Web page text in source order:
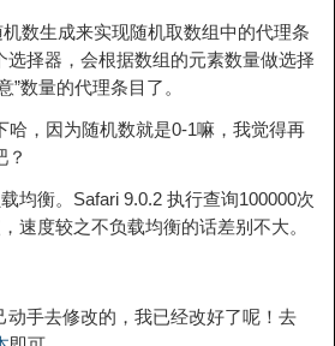
数生成来实现随机取数组中的代理条
选择器，会根据数组的元素数量做选择
数量的代理条目了。
哈，因为随机数就是0-1嘛，我觉得再
均衡。Safari 9.0.2 执行查询100000次
速度较之不负载均衡的话差别不大。
动手去修改的，我已经改好了呢！去